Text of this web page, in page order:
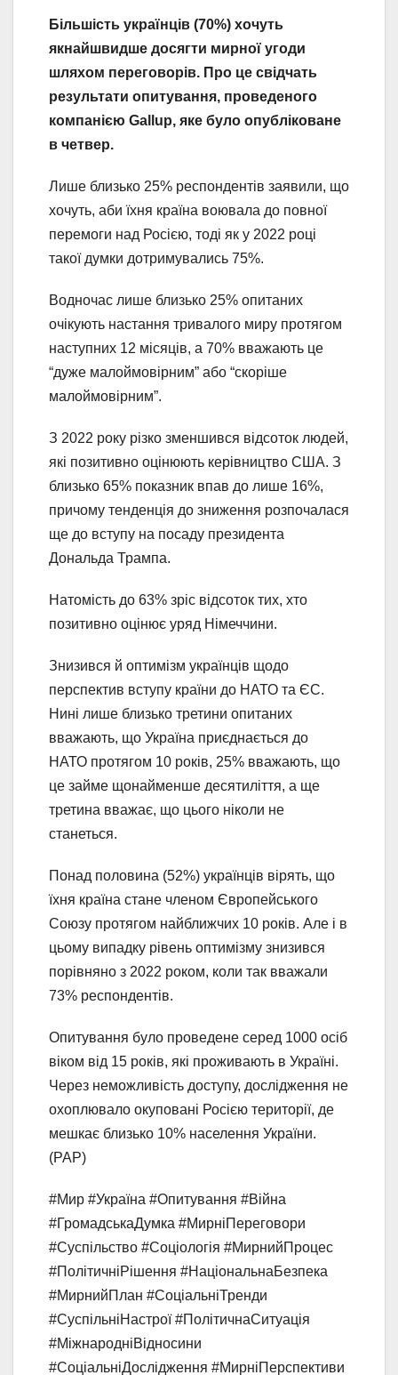
Більшість українців (70%) хочуть
якнайшвидше досягти мирної угоди
шляхом переговорів. Про це свідчать
результати опитування, проведеного
компанією Gallup, яке було опубліковане
в четвер.
Лише близько 25% респондентів заявили, що
хочуть, аби їхня країна воювала до повної
перемоги над Росією, тоді як у 2022 році
такої думки дотримувались 75%.
Водночас лише близько 25% опитаних
очікують настання тривалого миру протягом
наступних 12 місяців, а 70% вважають це
“дуже малоймовірним” або “скоріше
малоймовірним”.
З 2022 року різко зменшився відсоток людей,
які позитивно оцінюють керівництво США. З
близько 65% показник впав до лише 16%,
причому тенденція до зниження розпочалася
ще до вступу на посаду президента
Дональда Трампа.
Натомість до 63% зріс відсоток тих, хто
позитивно оцінює уряд Німеччини.
Знизився й оптимізм українців щодо
перспектив вступу країни до НАТО та ЄС.
Нині лише близько третини опитаних
вважають, що Україна приєднається до
НАТО протягом 10 років, 25% вважають, що
це займе щонайменше десятиліття, а ще
третина вважає, що цього ніколи не
станеться.
Понад половина (52%) українців вірять, що
їхня країна стане членом Європейського
Союзу протягом найближчих 10 років. Але і в
цьому випадку рівень оптимізму знизився
порівняно з 2022 роком, коли так вважали
73% респондентів.
Опитування було проведене серед 1000 осіб
віком від 15 років, які проживають в Україні.
Через неможливість доступу, дослідження не
охоплювало окуповані Росією території, де
мешкає близько 10% населення України.
(PAP)
#Мир #Україна #Опитування #Війна
#ГромадськаДумка #МирніПереговори
#Суспільство #Соціологія #МирнийПроцес
#ПолітичніРішення #НаціональнаБезпека
#МирнийПлан #СоціальніТренди
#СуспільніНастрої #ПолітичнаСитуація
#МіжнародніВідносини
#СоціальніДослідження #МирніПерспективи